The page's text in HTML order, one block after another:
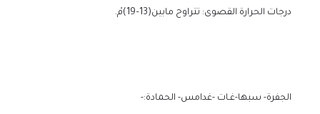
درجات الحرارة القصوى: تتراوح مابين(13–19)مْ.
الجفرة- سبها-غـات -غدامس- الحمادة:-